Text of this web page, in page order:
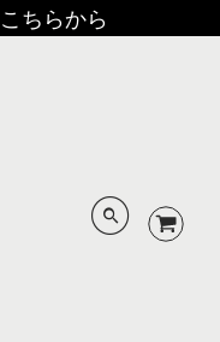
ちらから